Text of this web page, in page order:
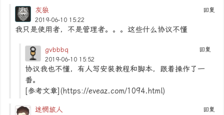
回复
灰狼
2019-06-10 15:22
我只是使用者，不是管理者。。。这些什么协议不懂
回复
gvbbbq
2019-06-10 15:52
协议我也不懂，有人写安装教程和脚本，跟着操作了一
番。
[参考文章](https://eveaz.com/1094.html)
回复
迷惘旅人